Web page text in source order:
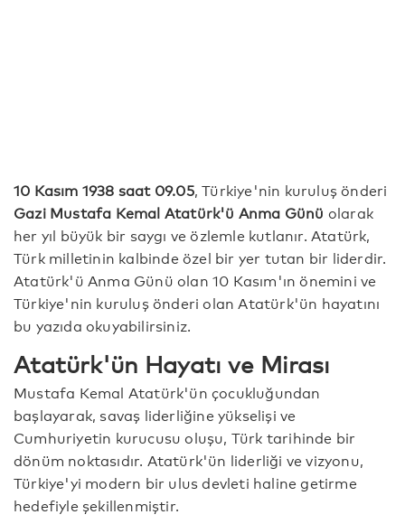
10 Kasım 1938 saat 09.05, Türkiye'nin kuruluş önderi
Gazi Mustafa Kemal Atatürk'ü Anma Günü olarak
her yıl büyük bir saygı ve özlemle kutlanır. Atatürk,
Türk milletinin kalbinde özel bir yer tutan bir liderdir.
Atatürk'ü Anma Günü olan 10 Kasım'ın önemini ve
Türkiye'nin kuruluş önderi olan Atatürk'ün hayatını
bu yazıda okuyabilirsiniz.
Atatürk'ün Hayatı ve Mirası
Mustafa Kemal Atatürk'ün çocukluğundan
başlayarak, savaş liderliğine yükselişi ve
Cumhuriyetin kurucusu oluşu, Türk tarihinde bir
dönüm noktasıdır. Atatürk'ün liderliği ve vizyonu,
Türkiye'yi modern bir ulus devleti haline getirme
hedefiyle şekillenmiştir.